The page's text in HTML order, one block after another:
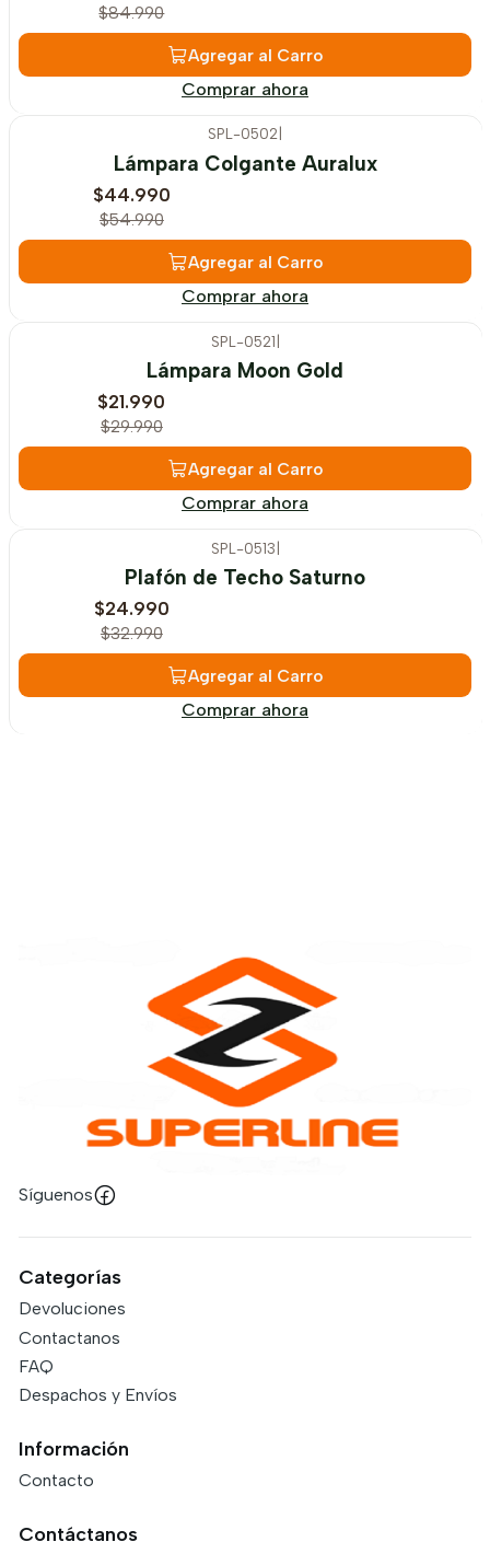
$84.990
Agregar al Carro
Comprar ahora
OFF
SPL-0502
Lámpara Colgante Auralux
$44.990
$54.990
Agregar al Carro
Comprar ahora
SPL-0521|
Lámpara Moon Gold
$21.990
$29.990
Agregar al Carro
Comprar ahora
SPL-0513|
Plafón de Techo Saturno
$24.990
$32.990
Agregar al Carro
Comprar ahora
Síguenos
Categorías
Devoluciones
Contactanos
FAQ
Despachos y Envíos
Información
Contacto
Contáctanos